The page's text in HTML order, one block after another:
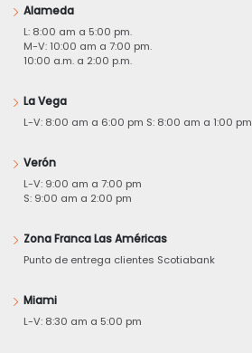
Alameda
L: 8:00 am a 5:00 pm.
M-V: 10:00 am a 7:00 pm.
10:00 a.m. a 2:00 p.m.
La Vega
L-V: 8:00 am a 6:00 pm S: 8:00 am a 1:00 pm
Verón
L-V: 9:00 am a 7:00 pm
S: 9:00 am a 2:00 pm
Zona Franca Las Américas
Punto de entrega clientes Scotiabank
Miami
L-V: 8:30 am a 5:00 pm